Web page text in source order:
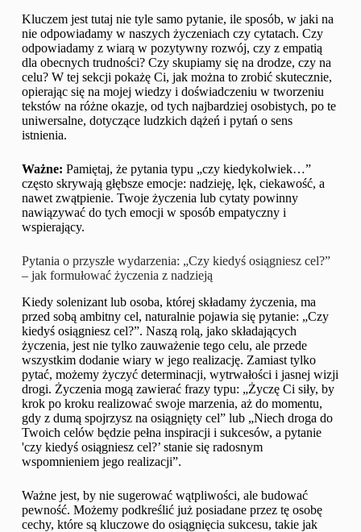
Kluczem jest tutaj nie tyle samo pytanie, ile sposób, w jaki na
nie odpowiadamy w naszych życzeniach czy cytatach. Czy
odpowiadamy z wiarą w pozytywny rozwój, czy z empatią
dla obecnych trudności? Czy skupiamy się na drodze, czy na
celu? W tej sekcji pokażę Ci, jak można to zrobić skutecznie,
opierając się na mojej wiedzy i doświadczeniu w tworzeniu
tekstów na różne okazje, od tych najbardziej osobistych, po te
uniwersalne, dotyczące ludzkich dążeń i pytań o sens
istnienia.
Ważne: Pamiętaj, że pytania typu „czy kiedykolwiek…”
często skrywają głębsze emocje: nadzieję, lęk, ciekawość, a
nawet zwątpienie. Twoje życzenia lub cytaty powinny
nawiązywać do tych emocji w sposób empatyczny i
wspierający.
Pytania o przyszłe wydarzenia: „Czy kiedyś osiągniesz cel?”
– jak formułować życzenia z nadzieją
Kiedy solenizant lub osoba, której składamy życzenia, ma
przed sobą ambitny cel, naturalnie pojawia się pytanie: „Czy
kiedyś osiągniesz cel?”. Naszą rolą, jako składających
życzenia, jest nie tylko zauważenie tego celu, ale przede
wszystkim dodanie wiary w jego realizację. Zamiast tylko
pytać, możemy życzyć determinacji, wytrwałości i jasnej wizji
drogi. Życzenia mogą zawierać frazy typu: „Życzę Ci siły, by
krok po kroku realizować swoje marzenia, aż do momentu,
gdy z dumą spojrzysz na osiągnięty cel” lub „Niech droga do
Twoich celów będzie pełna inspiracji i sukcesów, a pytanie
'czy kiedyś osiągniesz cel?’ stanie się radosnym
wspomnieniem jego realizacji”.
Ważne jest, by nie sugerować wątpliwości, ale budować
pewność. Możemy podkreślić już posiadane przez tę osobę
cechy, które są kluczowe do osiągnięcia sukcesu, takie jak